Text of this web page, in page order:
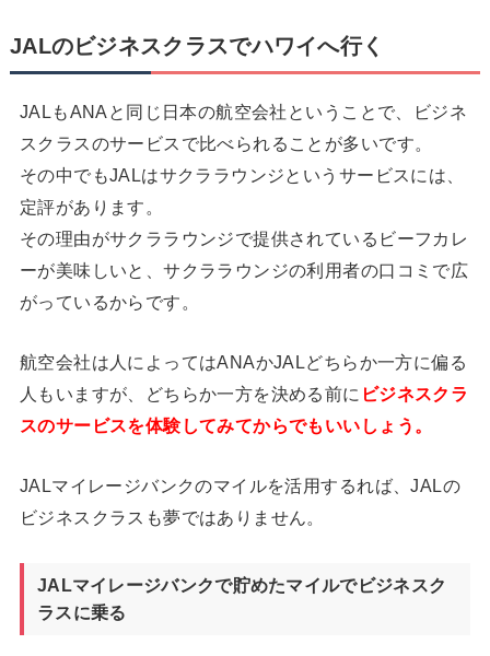
JALのビジネスクラスでハワイへ行く
JALもANAと同じ日本の航空会社ということで、ビジネ
スクラスのサービスで比べられることが多いです。
その中でもJALはサクララウンジというサービスには、
定評があります。
その理由がサクララウンジで提供されているビーフカレ
ーが美味しいと、サクララウンジの利用者の口コミで広
がっているからです。
航空会社は人によってはANAかJALどちらか一方に偏る
人もいますが、どちらか一方を決める前に ビジネスクラ
スのサービスを体験してみてからでもいいしょう。
JALマイレージバンクのマイルを活用するれば、JALの
ビジネスクラスも夢ではありません。
JALマイレージバンクで貯めたマイルでビジネスク
ラスに乗る